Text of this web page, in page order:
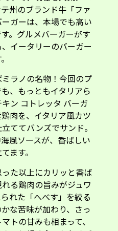
ガーは、本場でも高い
。グルメバーガーがす
イータリーのバーガー
、もっともイタリアら
ン コトレッタ バーガ
肉を、イタリア風カツ
ててバンズでサンド。
風ソースが、香ばしい
ます。
る鶏肉の旨みがジュワ
れた「へべす」を絞る
な苦味が加わり、さっ
トの甘みも相まって、
ッと軽く食べられるバ